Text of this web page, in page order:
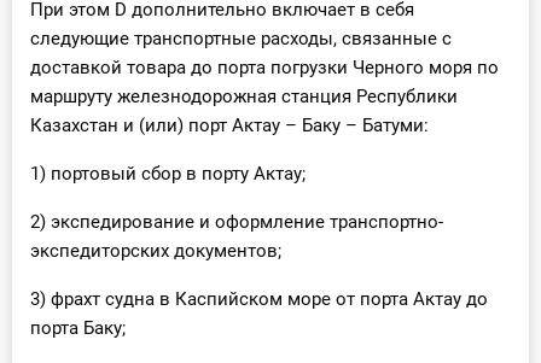
При этом D дополнительно включает в себя
следующие транспортные расходы, связанные с
доставкой товара до порта погрузки Черного моря по
маршруту железнодорожная станция Республики
Казахстан и (или) порт Актау – Баку – Батуми:
1) портовый сбор в порту Актау;
2) экспедирование и оформление транспортно-
экспедиторских документов;
3) фрахт судна в Каспийском море от порта Актау до
порта Баку;